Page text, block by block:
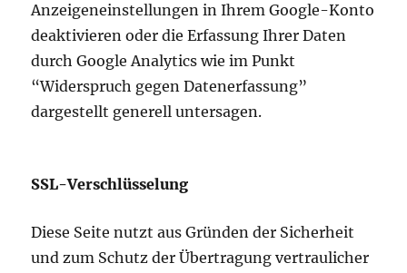
Anzeigeneinstellungen in Ihrem Google-Konto
deaktivieren oder die Erfassung Ihrer Daten
durch Google Analytics wie im Punkt
“Widerspruch gegen Datenerfassung”
dargestellt generell untersagen.
SSL-Verschlüsselung
Diese Seite nutzt aus Gründen der Sicherheit
und zum Schutz der Übertragung vertraulicher